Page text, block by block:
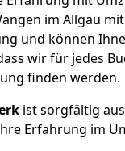
im Allgäu
und können
wir für jedes
finden werden.
ist sorgfältig
Erfahrung im